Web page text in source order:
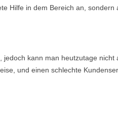
Hilfe in dem Bereich an, sondern
kann man heutzutage
und einen schlechte